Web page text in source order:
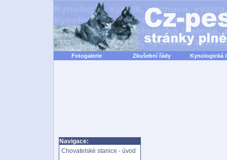
Fotogalerie Zkušební řády Kynologická
Navigace:
Chovatelské stanice - úvod